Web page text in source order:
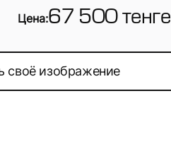
Цена:67 500 тенге
своё изображение